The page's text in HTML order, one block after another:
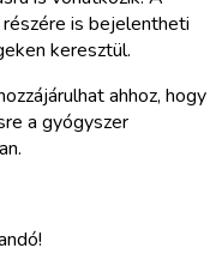
is bejelentheti
keresztül.
ahhoz, hogy
a gyógyszer